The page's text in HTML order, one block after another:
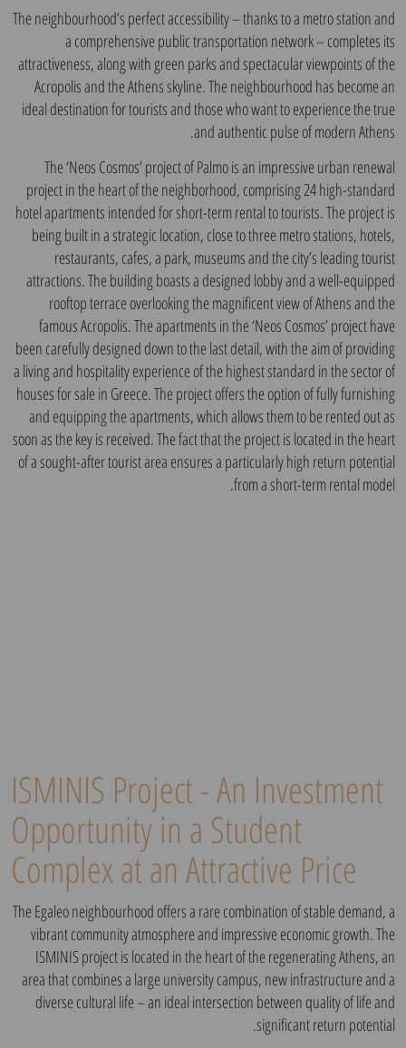
The neighbourhood’s perfect accessibility – thanks to a metro station and
a comprehensive public transportation network – completes its
attractiveness, along with green parks and spectacular viewpoints of the
Acropolis and the Athens skyline. The neighbourhood has become an
ideal destination for tourists and those who want to experience the true
and authentic pulse of modern Athens.
The ‘Neos Cosmos’ project of Palmo is an impressive urban renewal
project in the heart of the neighborhood, comprising 24 high-standard
hotel apartments intended for short-term rental to tourists. The project is
being built in a strategic location, close to three metro stations, hotels,
restaurants, cafes, a park, museums and the city’s leading tourist
attractions. The building boasts a designed lobby and a well-equipped
rooftop terrace overlooking the magnificent view of Athens and the
famous Acropolis. The apartments in the ‘Neos Cosmos’ project have
been carefully designed down to the last detail, with the aim of providing
a living and hospitality experience of the highest standard in the sector of
houses for sale in Greece. The project offers the option of fully furnishing
and equipping the apartments, which allows them to be rented out as
soon as the key is received. The fact that the project is located in the heart
of a sought-after tourist area ensures a particularly high return potential
from a short-term rental model.
The Egaleo neighbourhood offers a rare combination of stable demand, a
vibrant community atmosphere and impressive economic growth. The
ISMINIS project is located in the heart of the regenerating Athens, an
area that combines a large university campus, new infrastructure and a
diverse cultural life – an ideal intersection between quality of life and
significant return potential.
ISMINIS Project - An Investment
Opportunity in a Student
Complex at an Attractive Price